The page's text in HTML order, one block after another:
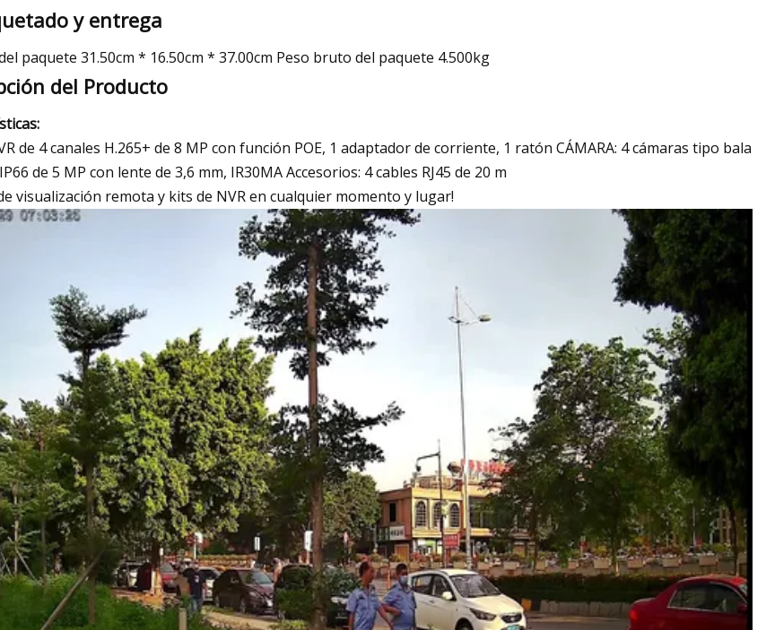
y entrega
paquete 31.50cm * 16.50cm * 37.00cm Peso bruto del paquete 4.500kg
del Producto
de 4 canales H.265+ de 8 MP con función POE, 1 adaptador de corriente, 1 ratón CÁMARA: 4 cámaras tipo bala
de 5 MP con lente de 3,6 mm, IR30MA Accesorios: 4 cables RJ45 de 20 m
visualización remota y kits de NVR en cualquier momento y lugar!